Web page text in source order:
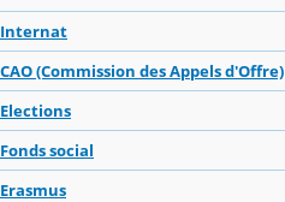
Internat
CAO (Commission des Appels d'Offre)
Elections
Fonds social
Erasmus